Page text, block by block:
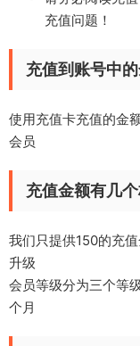
充值问题！
充值到账号中
使用充值卡充值的金
会员
充值金额有几
我们只提供150的充
升级
会员等级分为三个等
个月